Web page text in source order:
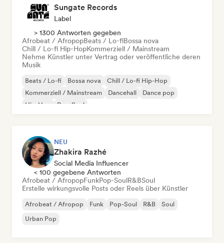
Sungate Records
Label
> 1300 Antworten gegeben
Afrobeat / AfropopBeats / Lo-fiBossa nova
Chill / Lo-fi Hip-HopKommerziell / Mainstream
Nehme Künstler unter Vertrag oder veröffentliche deren
Musik
Beats / Lo-fi Bossa nova
Chill / Lo-fi Hip-Hop
Kommerziell / Mainstream
Dancehall
Dance pop
Hip-Hop
Pop-Soul
NEU
Zhakira Razhé
Social Media Influencer
< 100 gegebene Antworten
Afrobeat / AfropopFunkPop-SoulR&BSoul
Erstelle wirkungsvolle Posts oder Reels über Künstler
Afrobeat / Afropop Funk Pop-Soul R&B
Soul
Urban Pop